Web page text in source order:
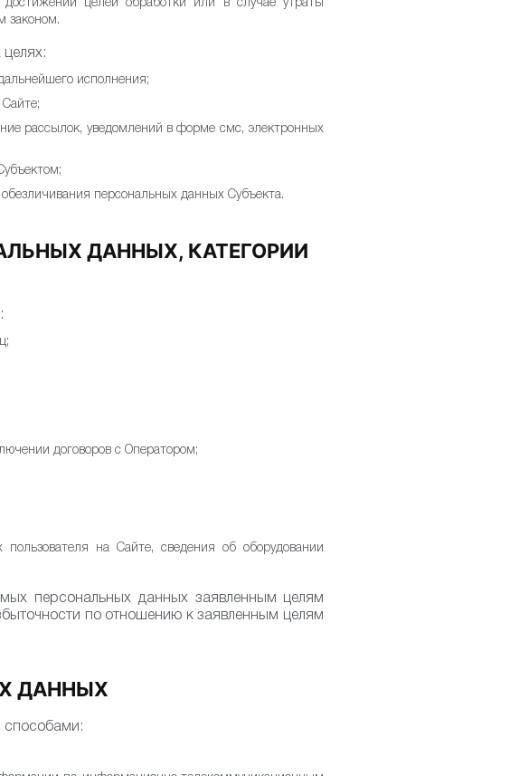
целей обработки или в случае утраты
законом.
исполнения;
рассылок, уведомлений в форме смс, электронных
персональных данных Субъекта.
ДАННЫХ, КАТЕГОРИИ
договоров с Оператором;
на Сайте, сведения об оборудовании
персональных данных заявленным целям
по отношению к заявленным целям
ДАННЫХ
способами: